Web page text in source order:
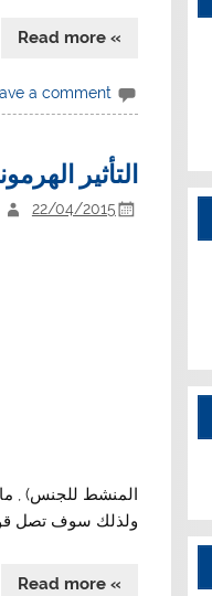
» Read more
a comment
التأثير
22/04/2015
المنشط للجنس) , ما
ولذلك سوف تصل قوة
» Read more